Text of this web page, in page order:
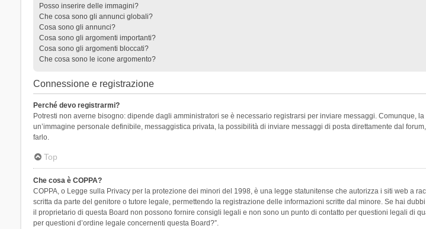
Posso inserire delle immagini?
Che cosa sono gli annunci globali?
Cosa sono gli annunci?
Cosa sono gli argomenti importanti?
Cosa sono gli argomenti bloccati?
Che cosa sono le icone argomento?
Connessione e registrazione
Perché devo registrarmi?
Potresti non averne bisogno: dipende dagli amministratori se è necessario registrarsi per inviare messaggi. Comunque,
un’immagine personale definibile, messaggistica privata, la possibilità di inviare messaggi di posta direttamente dal
farlo.
Top
Che cosa è COPPA?
COPPA, o Legge sulla Privacy per la protezione dei minori del 1998, è una legge statunitense che autorizza i siti web a
scritta da parte del genitore o tutore legale, permettendo la registrazione delle informazioni scritte dal minore. Se hai
il proprietario di questa Board non possono fornire consigli legali e non sono un punto di contatto per questioni legali di
per questioni d’ordine legale concernenti questa Board?”.